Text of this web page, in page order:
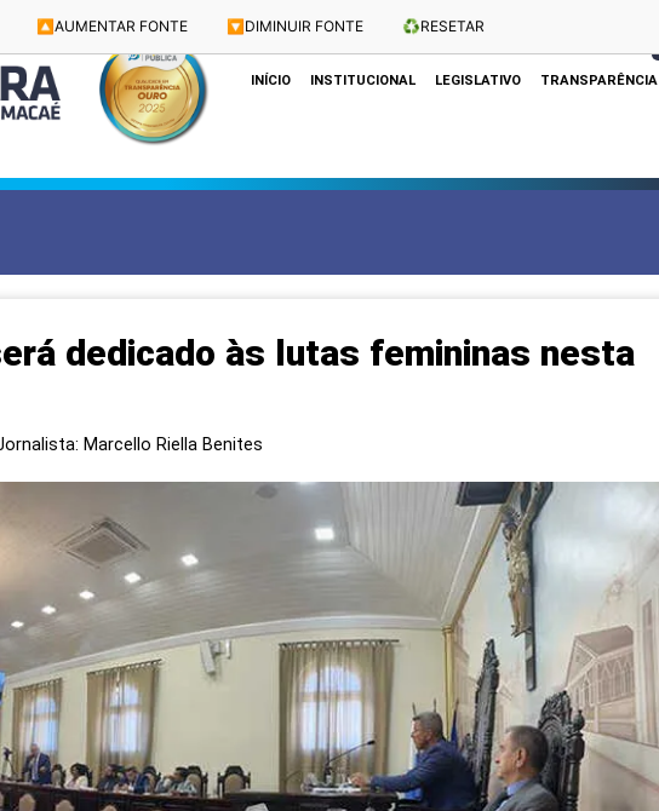
🔼 AUMENTAR FONTE 🔽 DIMINUIR FONTE ♻️RESETAR
Dias e Horários das Sessões: Terças e Quartas às 10h
INÍCIO INSTITUCIONAL LEGISLATIVO TRANSPARÊNCIA
dedicado às lutas femininas nesta
Marcello Riella Benites